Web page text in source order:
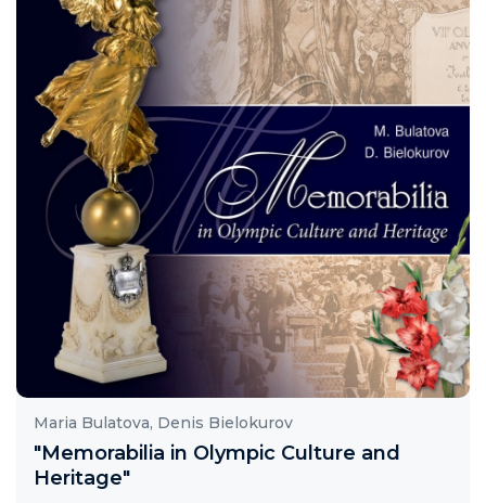
Direktoratas
Veikla
Asmens duomenų tvarkymo LOA tvarka
Parama
Galerija
Nacionalinis kūrybinis konkursas „Olimpinės
vertybės mano gyvenime“
Maria Bulatova, Denis Bielokurov
"Memorabilia in Olympic Culture and
Heritage"